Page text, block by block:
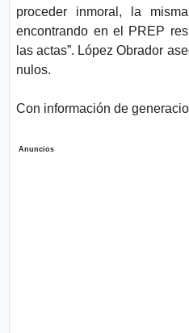
proceder inmoral, la
encontrando en el PREP
las actas”. López Obrador
nulos.
Con información de
Anuncios